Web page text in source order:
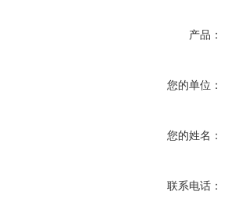
产品：
您的单位：
您的姓名：
联系电话：